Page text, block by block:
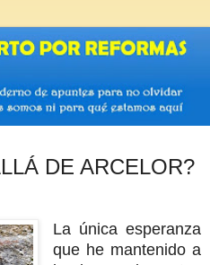
DE ARCELOR?
La única esperanza
que he mantenido a